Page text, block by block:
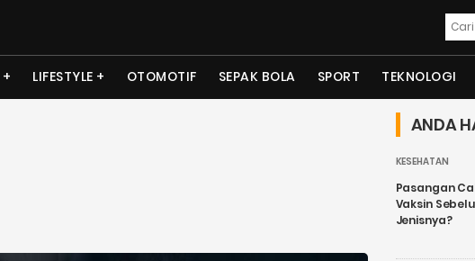
LIFESTYLE OTOMOTIF SEPAK BOLA SPORT TEKNOLOGI
ANDA
KESEHATAN
Pasangan
Vaksin
Jenisnya?